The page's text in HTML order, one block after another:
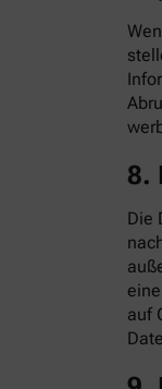
8.
Die
auf